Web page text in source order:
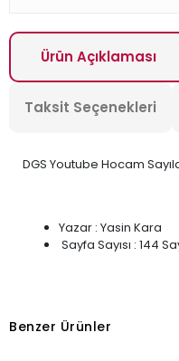
Ürün Açıklaması
Taksit Seçenekleri
DGS Youtube Hocam
Yazar : Yasin Kara
Sayfa Sayısı : 144
Benzer Ürünler